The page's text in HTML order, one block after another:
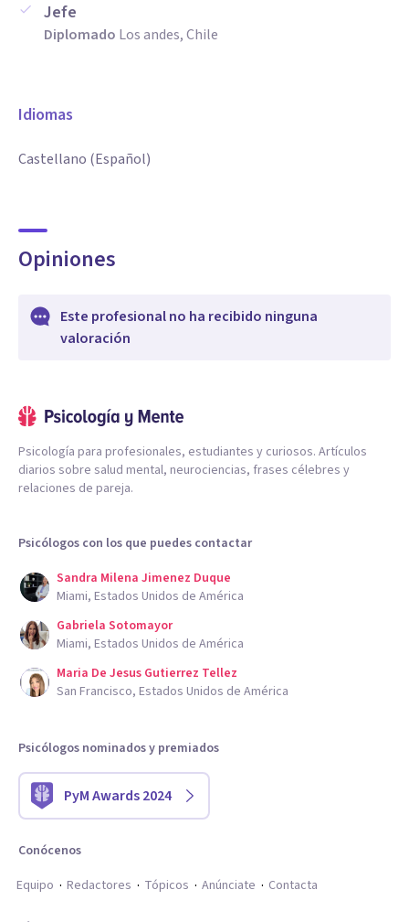
Jefe
Diplomado Los andes, Chile
Idiomas
Castellano (Español)
Opiniones
Este profesional no ha recibido ninguna
valoración
Psicología para profesionales, estudiantes y curiosos. Artículos
diarios sobre salud mental, neurociencias, frases célebres y
relaciones de pareja.
Psicólogos con los que puedes contactar
Sandra Milena Jimenez Duque
Miami, Estados Unidos de América
Gabriela Sotomayor
Miami, Estados Unidos de América
Maria De Jesus Gutierrez Tellez
San Francisco, Estados Unidos de América
Psicólogos nominados y premiados
PyM Awards 2024
Conócenos
Equipo
Redactores Tópicos Anúnciate Contacta